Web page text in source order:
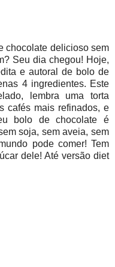
chocolate delicioso sem
Seu dia chegou! Hoje,
e autoral de bolo de
4 ingredientes. Este
lembra uma torta
cafés mais refinados, e
bolo de chocolate é
soja, sem aveia, sem
pode comer! Tem
dele! Até versão diet